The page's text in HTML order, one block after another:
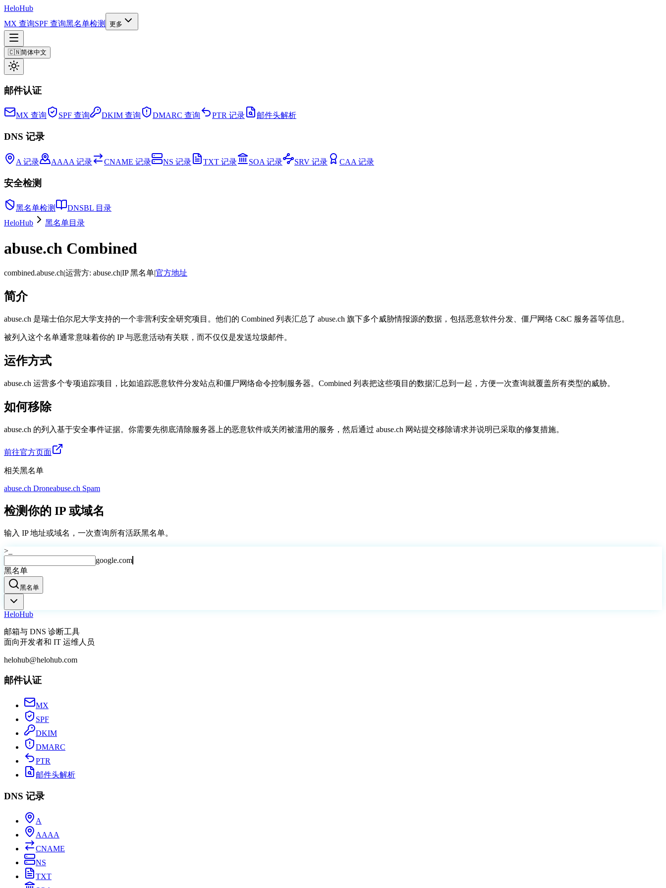
HeloHub
MX 查询SPF 查询黑名单检测 更多
🇨🇳简体中文
邮件认证
MX 查询 SPF 查询 DKIM 查询 DMARC 查询 PTR 记录 邮件头解析
DNS 记录
A 记录 AAAA 记录 CNAME 记录 NS 记录 TXT 记录 SOA 记录 SRV 记录 CAA 记录
安全检测
黑名单检测
DNSBL 目录
HeloHub
黑名单目录
abuse.ch Combined
combined.abuse.ch|运营方: abuse.ch|IP 黑名单|官方地址
简介
abuse.ch 是瑞士伯尔尼大学支持的一个非营利安全研究项目。他们的 Combined 列表汇总了 abuse.ch 旗下多个威胁情报源的数据，包括恶意软件分发、僵尸网络 C&C 服务器等信息。
被列入这个名单通常意味着你的 IP 与恶意活动有关联，而不仅仅是发送垃圾邮件。
运作方式
abuse.ch 运营多个专项追踪项目，比如追踪恶意软件分发站点和僵尸网络命令控制服务器。Combined 列表把这些项目的数据汇总到一起，方便一次查询就覆盖所有类型的威胁。
如何移除
abuse.ch 的列入基于安全事件证据。你需要先彻底清除服务器上的恶意软件或关闭被滥用的服务，然后通过 abuse.ch 网站提交移除请求并说明已采取的修复措施。
前往官方页面
相关黑名单
abuse.ch Droneabuse.ch Spam
检测你的 IP 或域名
输入 IP 地址或域名，一次查询所有活跃黑名单。
>_
google.com
黑名单
黑名单
HeloHub
邮箱与 DNS 诊断工具
面向开发者和 IT 运维人员
helohub@helohub.com
邮件认证
MX
SPF
DKIM
DMARC
PTR
邮件头解析
DNS 记录
A
AAAA
CNAME
NS
TXT